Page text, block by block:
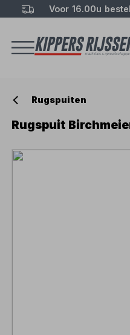
Voor 16.00u
Rugspuiten
Rugspuit